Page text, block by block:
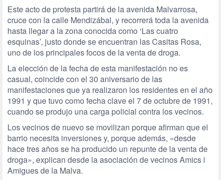
Este acto de protesta partirá de la avenida Malvarrosa,
cruce con la calle Mendizábal, y recorrerá toda la avenida
hasta llegar a la zona conocida como ‘Las cuatro
esquinas’, justo donde se encuentran las Casitas Rosa,
uno de los principales focos de la venta de droga.
La elección de la fecha de esta manifestación no es
casual, coincide con el 30 aniversario de las
manifestaciones que ya realizaron los residentes en el año
1991 y que tuvo como fecha clave el 7 de octubre de 1991,
cuando se produjo una carga policial contra los vecinos.
Los vecinos de nuevo se movilizan porque afirman que el
barrio necesita inversiones y, porque además, «desde
hace tres años se ha producido un repunte de la venta de
droga», explican desde la asociación de vecinos Amics i
Amigues de la Malva.